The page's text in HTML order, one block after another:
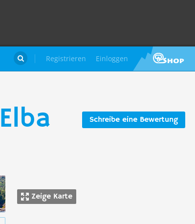
Registrieren Einloggen

Schreibe eine Bewertung
Zeige Karte